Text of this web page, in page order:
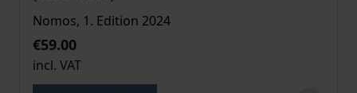
Nomos, 1. Edition 2024
€59.00
incl. VAT